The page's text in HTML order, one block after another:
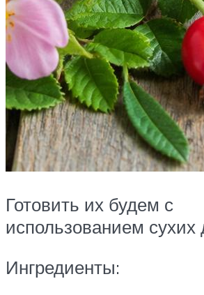
Готовить их будем с
использованием
Ингредиенты: